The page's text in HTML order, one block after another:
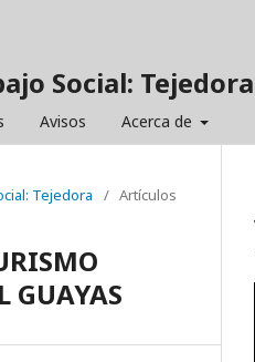
Social:
Avisos Acerca de
Tejedora / Artículos
GUAYAS